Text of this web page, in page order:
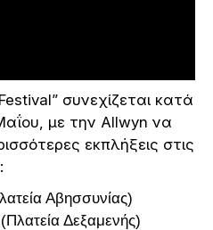
συνεχίζεται κατά
με την Allwyn να
εκπλήξεις στις
Αβησσυνίας)
(Πλατεία Δεξαμενής)